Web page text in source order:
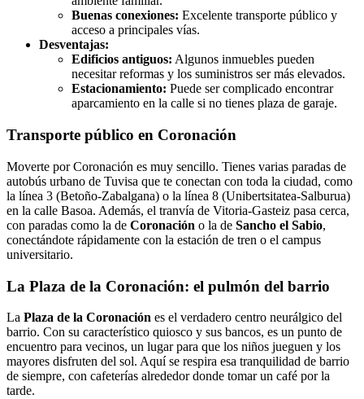
Buenas conexiones: Excelente transporte público y
acceso a principales vías.
Desventajas:
Edificios antiguos: Algunos inmuebles pueden
necesitar reformas y los suministros ser más elevados.
Estacionamiento: Puede ser complicado encontrar
aparcamiento en la calle si no tienes plaza de garaje.
Transporte público en Coronación
Moverte por Coronación es muy sencillo. Tienes varias paradas de
autobús urbano de Tuvisa que te conectan con toda la ciudad, como
la línea 3 (Betoño-Zabalgana) o la línea 8 (Unibertsitatea-Salburua)
en la calle Basoa. Además, el tranvía de Vitoria-Gasteiz pasa cerca,
con paradas como la de Coronación o la de Sancho el Sabio,
conectándote rápidamente con la estación de tren o el campus
universitario.
La Plaza de la Coronación: el pulmón del barrio
La Plaza de la Coronación es el verdadero centro neurálgico del
barrio. Con su característico quiosco y sus bancos, es un punto de
encuentro para vecinos, un lugar para que los niños jueguen y los
mayores disfruten del sol. Aquí se respira esa tranquilidad de barrio
de siempre, con cafeterías alrededor donde tomar un café por la
tarde.